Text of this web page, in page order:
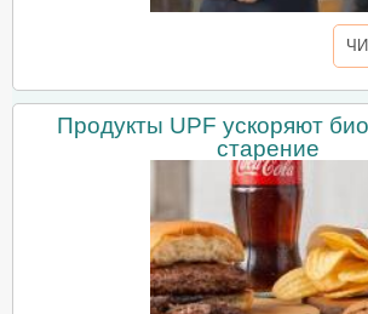
Продукты UPF ускоряют
старение